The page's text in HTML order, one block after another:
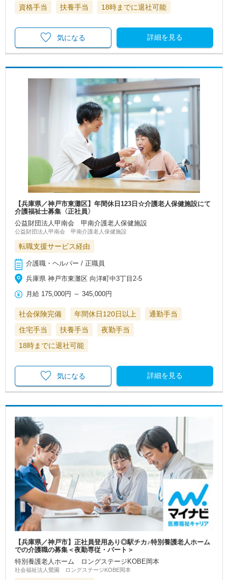
資格手当
扶養手当 18時までに退社可能
詳細を見る
気になる
【兵庫県／神戸市東灘区】年間休日123日☆介護老人保健施設にて
介護福祉士募集〈正社員〉
公益財団法人甲南会 甲南介護老人保健施設
公益財団法人甲南会 甲南介護老人保健施設
転職支援サービス経由
介護職・ヘルパー / 正職員
兵庫県 神戸市東灘区 向洋町中3丁目2-5
月給 175,000円 ～345,000円
社会保険完備 年間休日120日以上
通勤手当
住宅手当
扶養手当
夜勤手当
18時までに退社可能
詳細を見る
気になる
【兵庫県／神戸市】正社員登用あり◎駅チカ♪特別養護老人ホーム
での介護職の募集＜夜勤専従・パート＞
特別養護老人ホーム ロングステージKOBE岡本
社会福祉法人鶯園 ロングステージKOBE岡本